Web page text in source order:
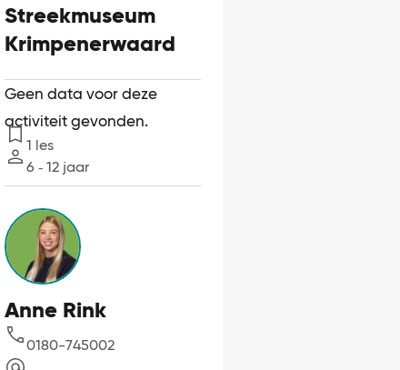
Streekmuseum
Krimpenerwaard
Geen data voor deze
activiteit gevonden.
Lessen
1 les
Leeftijd
6 ‐ 12 jaar
Anne Rink
0180-745002